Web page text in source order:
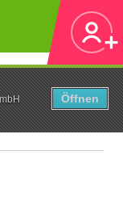
Öffnen